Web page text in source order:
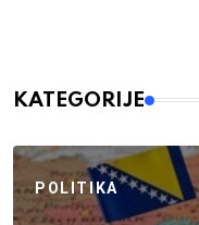
KATEGORIJE
POLITIKA